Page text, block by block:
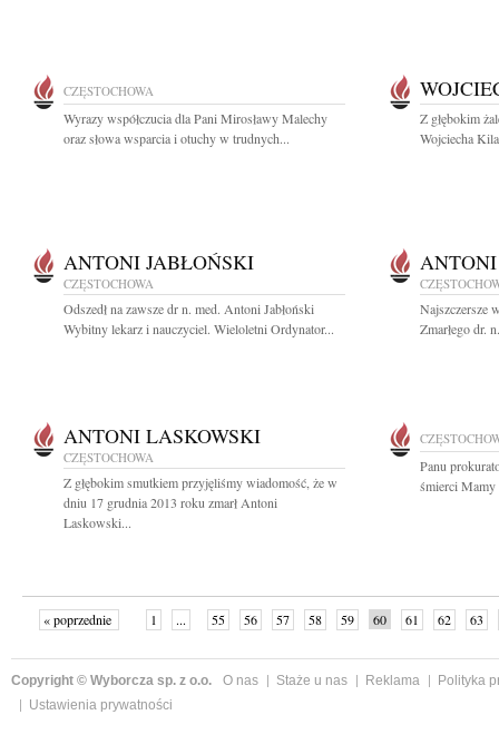
CZĘSTOCHOWA
Wyrazy współczucia dla Pani Mirosławy Malechy
oraz słowa wsparcia i otuchy w trudnych...
Z głębokim
Wojciecha
ANTONI JABŁOŃSKI
CZĘSTOCHOWA
Odszedł na zawsze dr n. med. Antoni Jabłoński
Wybitny lekarz i nauczyciel. Wieloletni Ordynator...
Najszczersze
Zmarłego dr.
ANTONI LASKOWSKI
CZĘSTOCHOWA
Z głębokim smutkiem przyjęliśmy wiadomość, że w
dniu 17 grudnia 2013 roku zmarł Antoni
Laskowski...
Panu
śmierci Mamy
« poprzednie 1 ... 55 56 57 58 59 60 61 62
63
Copyright © Wyborcza sp. z o.o. O nas Staże u nas Reklama
Polityka
Ustawienia prywatności